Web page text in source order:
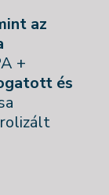
az
+
és